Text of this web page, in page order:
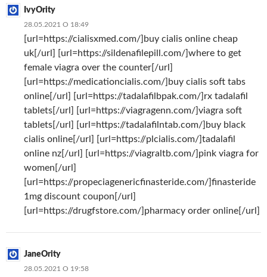
IvyOrity
28.05.2021 О 18:49
[url=https://cialisxmed.com/]buy cialis online cheap
uk[/url] [url=https://sildenafilepill.com/]where to get
female viagra over the counter[/url]
[url=https://medicationcialis.com/]buy cialis soft tabs
online[/url] [url=https://tadalafilbpak.com/]rx tadalafil
tablets[/url] [url=https://viagragenn.com/]viagra soft
tablets[/url] [url=https://tadalafilntab.com/]buy black
cialis online[/url] [url=https://plcialis.com/]tadalafil
online nz[/url] [url=https://viagraltb.com/]pink viagra for
women[/url]
[url=https://propeciagenericfinasteride.com/]finasteride
1mg discount coupon[/url]
[url=https://drugfstore.com/]pharmacy order online[/url]
JaneOrity
28.05.2021 О 19:58